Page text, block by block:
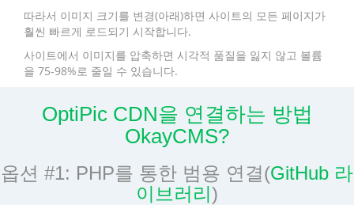
따라서 이미지 크기를 변경(아래)하면 사이트의 모든 페이지가
훨씬 빠르게 로드되기 시작합니다.
사이트에서 이미지를 압축하면 시각적 품질을 잃지 않고 볼륨
을 75-98%로 줄일 수 있습니다.
OptiPic CDN을 연결하는 방법
OkayCMS?
옵션 #1: PHP를 통한 범용 연결(GitHub 라
이브러리)